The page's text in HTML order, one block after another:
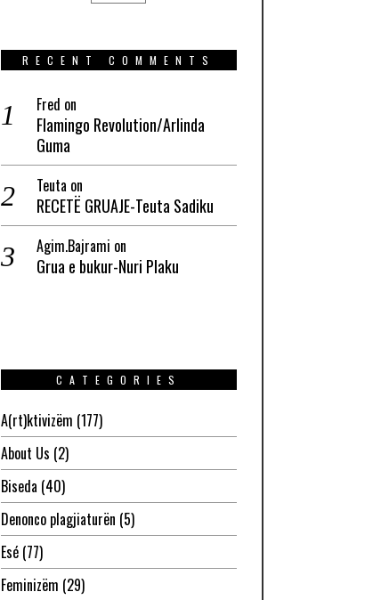
RECENT COMMENTS
Fred on
Flamingo Revolution/Arlinda
Guma
Teuta on
RECETË GRUAJE-Teuta Sadiku
Agim.Bajrami on
Grua e bukur-Nuri Plaku
CATEGORIES
A(rt)ktivizëm (177)
About Us (2)
Biseda (40)
Denonco plagjiaturën (5)
Esé(77)
Feminizëm (29)